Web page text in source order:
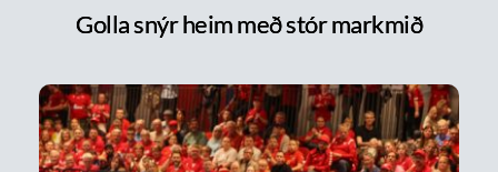
Golla snýr heim með stór markmið